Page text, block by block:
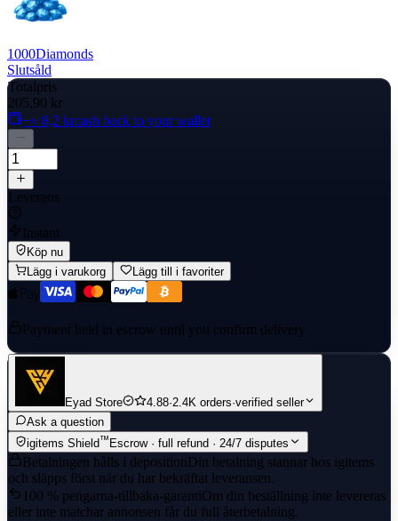
1000Diamonds
Slutsåld
Totalpris
205,90 kr
+≈ 8,2 krcash back to your wallet
Leverans
Instant
Köp nu
Lägg i varukorg
Lägg till i favoriter
Payment held in escrow until you confirm delivery
Eyad Store 4.88·2.4K orders·verified seller
Ask a question
igitems Shield™ Escrow · full refund · 24/7 disputes
Betalningen hålls i depositionDin betalning stannar hos igitems
och släpps först när du har bekräftat leveransen.
100 % pengarna-tillbaka-garantiOm din beställning inte levereras
eller inte matchar annonsen får du full återbetalning.